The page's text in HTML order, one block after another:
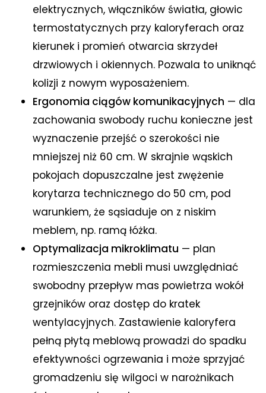
elektrycznych, włączników światła, głowic
termostatycznych przy kaloryferach oraz
kierunek i promień otwarcia skrzydeł
drzwiowych i okiennych. Pozwala to uniknąć
kolizji z nowym wyposażeniem.
Ergonomia ciągów komunikacyjnych — dla
zachowania swobody ruchu konieczne jest
wyznaczenie przejść o szerokości nie
mniejszej niż 60 cm. W skrajnie wąskich
pokojach dopuszczalne jest zwężenie
korytarza technicznego do 50 cm, pod
warunkiem, że sąsiaduje on z niskim
meblem, np. ramą łóżka.
Optymalizacja mikroklimatu — plan
rozmieszczenia mebli musi uwzględniać
swobodny przepływ mas powietrza wokół
grzejników oraz dostęp do kratek
wentylacyjnych. Zastawienie kaloryfera
pełną płytą meblową prowadzi do spadku
efektywności ogrzewania i może sprzyjać
gromadzeniu się wilgoci w narożnikach